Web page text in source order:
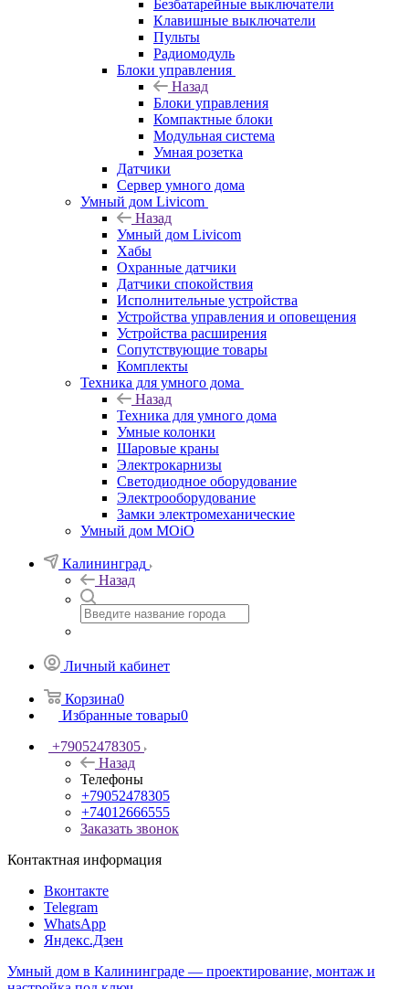
Безбатарейные выключатели
Клавишные выключатели
Пульты
Радиомодуль
Блоки управления
Назад
Блоки управления
Компактные блоки
Модульная система
Умная розетка
Датчики
Сервер умного дома
Умный дом Livicom
Назад
Умный дом Livicom
Хабы
Охранные датчики
Датчики спокойствия
Исполнительные устройства
Устройства управления и оповещения
Устройства расширения
Сопутствующие товары
Комплекты
Техника для умного дома
Назад
Техника для умного дома
Умные колонки
Шаровые краны
Электрокарнизы
Светодиодное оборудование
Электрооборудование
Замки электромеханические
Умный дом MOiO
Калининград
Назад
Личный кабинет
Корзина0
Избранные товары0
+79052478305
Назад
Телефоны
+79052478305
+74012666555
Заказать звонок
Контактная информация
Вконтакте
Telegram
WhatsApp
Яндекс.Дзен
Умный дом в Калининграде — проектирование, монтаж и